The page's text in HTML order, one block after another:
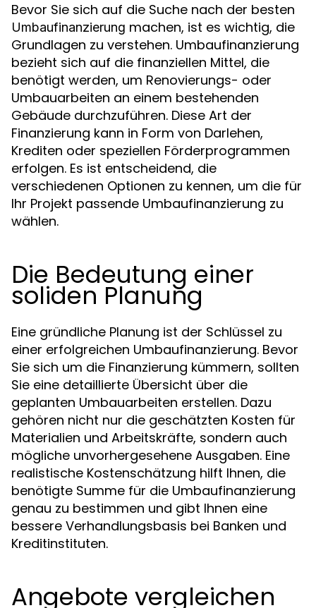
Bevor Sie sich auf die Suche nach der besten
Umbaufinanzierung machen, ist es wichtig, die
Grundlagen zu verstehen. Umbaufinanzierung
bezieht sich auf die finanziellen Mittel, die
benötigt werden, um Renovierungs- oder
Umbauarbeiten an einem bestehenden
Gebäude durchzuführen. Diese Art der
Finanzierung kann in Form von Darlehen,
Krediten oder speziellen Förderprogrammen
erfolgen. Es ist entscheidend, die
verschiedenen Optionen zu kennen, um die für
Ihr Projekt passende Umbaufinanzierung zu
wählen.
Die Bedeutung einer
soliden Planung
Eine gründliche Planung ist der Schlüssel zu
einer erfolgreichen Umbaufinanzierung. Bevor
Sie sich um die Finanzierung kümmern, sollten
Sie eine detaillierte Übersicht über die
geplanten Umbauarbeiten erstellen. Dazu
gehören nicht nur die geschätzten Kosten für
Materialien und Arbeitskräfte, sondern auch
mögliche unvorhergesehene Ausgaben. Eine
realistische Kostenschätzung hilft Ihnen, die
benötigte Summe für die Umbaufinanzierung
genau zu bestimmen und gibt Ihnen eine
bessere Verhandlungsbasis bei Banken und
Kreditinstituten.
Angebote vergleichen